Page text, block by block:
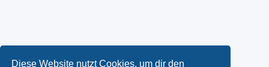
Diese Website nutzt Cookies, um dir den